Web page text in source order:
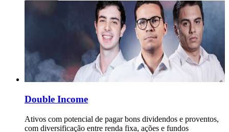
Double Income
Ativos com potencial de pagar bons dividendos e proventos,
com diversificação entre renda fixa, ações e fundos